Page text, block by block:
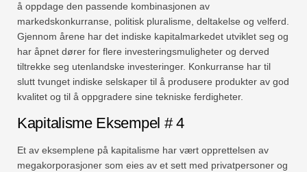
å oppdage den passende kombinasjonen av
markedskonkurranse, politisk pluralisme, deltakelse og velferd.
Gjennom årene har det indiske kapitalmarkedet utviklet seg og
har åpnet dører for flere investeringsmuligheter og derved
tiltrekke seg utenlandske investeringer. Konkurranse har til
slutt tvunget indiske selskaper til å produsere produkter av god
kvalitet og til å oppgradere sine tekniske ferdigheter.
Kapitalisme Eksempel # 4
Et av eksemplene på kapitalisme har vært opprettelsen av
megakorporasjoner som eies av et sett med privatpersoner og